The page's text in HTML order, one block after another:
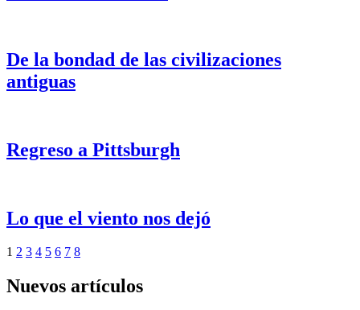
De la bondad de las civilizaciones
antiguas
Regreso a Pittsburgh
Lo que el viento nos dejó
1 2 3 4 5 6 7 8
Nuevos artículos